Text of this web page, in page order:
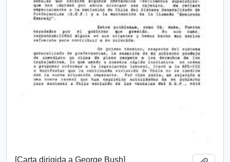
[Carta dirigida a George Bush]